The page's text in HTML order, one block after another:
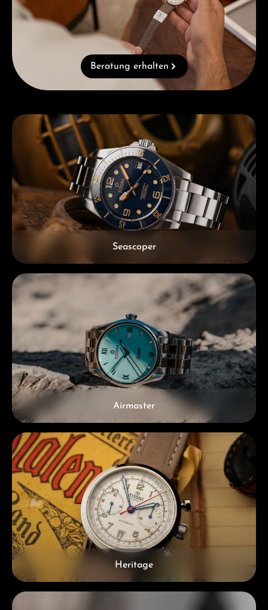
Beratung erhalten
Kategoriegalerie überspringen
Seascoper
Airmaster
Heritage